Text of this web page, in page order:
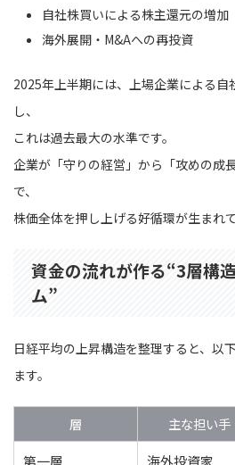
自社株買いによる株主還元の増加
海外展開・M&Aへの再投資
2025年上半期には、上場企業による自
し、
これは過去最大の水準です。
企業が「守りの経営」から「攻めの成
で、
株価全体を押し上げる好循環が生まれて
資金の流れが作る“3層構
ム”
日経平均の上昇構造を整理すると、以
ます。
層 主な担い手
第一層
海外投資家